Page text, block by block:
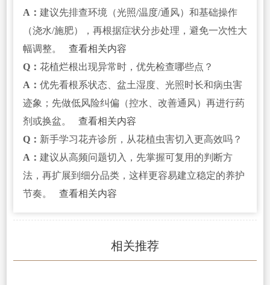
A： 建议先排查环境（光照/温度/通风）和基础操作
（浇水/施肥），再根据症状分步处理，避免一次性大
幅调整。
查看相关内容
Q： 花植烂根出现异常时，优先检查哪些点？
A： 优先看根系状态、盆土湿度、光照时长和病虫害
迹象；先做低风险纠偏（控水、改善通风）再进行药
剂或换盆。
查看相关内容
Q： 新手学习花卉诊所，从花植虫害切入更高效吗？
A： 建议从高频问题切入，先掌握可复用的判断方
法，再扩展到细分品类，这样更容易建立稳定的养护
节奏。
查看相关内容
相关推荐